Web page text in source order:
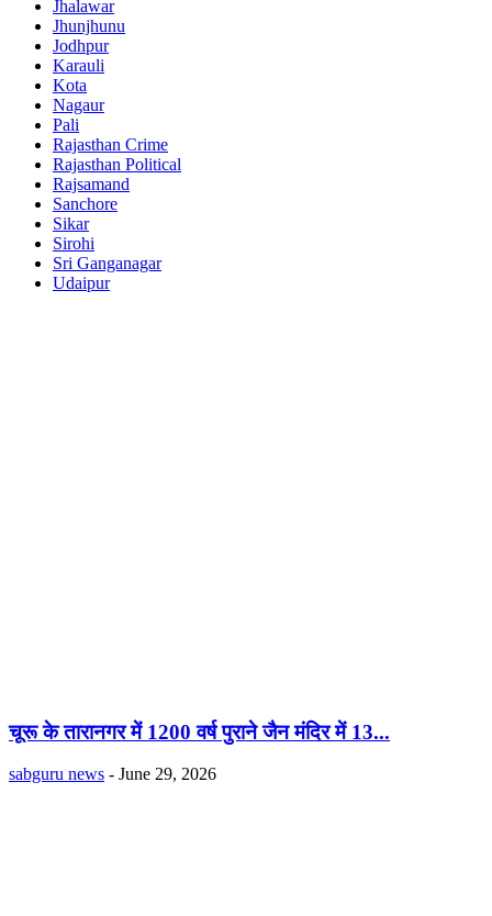
Jhalawar
Jhunjhunu
Jodhpur
Karauli
Kota
Nagaur
Pali
Rajasthan Crime
Rajasthan Political
Rajsamand
Sanchore
Sikar
Sirohi
Sri Ganganagar
Udaipur
चूरू के तारानगर में 1200 वर्ष पुराने जैन मंदिर में 13...
sabguru news - June 29, 2026